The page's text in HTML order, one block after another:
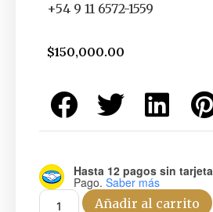
+54 9 11 6572-1559
$150,000.00
Hasta 12 pagos sin tarjeta
Pago. Saber más
Añadir al carrito